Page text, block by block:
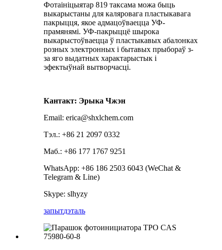
Фотаініцыятар 819 таксама можа быць
выкарыстаны для каляровага пластыкавага
пакрыцця, якое адмацоўваецца УФ-
прамянямі. УФ-пакрыццё шырока
выкарыстоўваецца ў пластыкавых абалонках
розных электронных і бытавых прыбораў з-
за яго выдатных характарыстык і
эфектыўнай вытворчасці.
Кантакт: Эрыка Чжэн
Email: erica@shxlchem.com
Тэл.: +86 21 2097 0332
Маб.: +86 177 1767 9251
WhatsApp: +86 186 2503 6043 (WeChat &
Telegram & Line)
Skype: slhyzy
запытдэталь